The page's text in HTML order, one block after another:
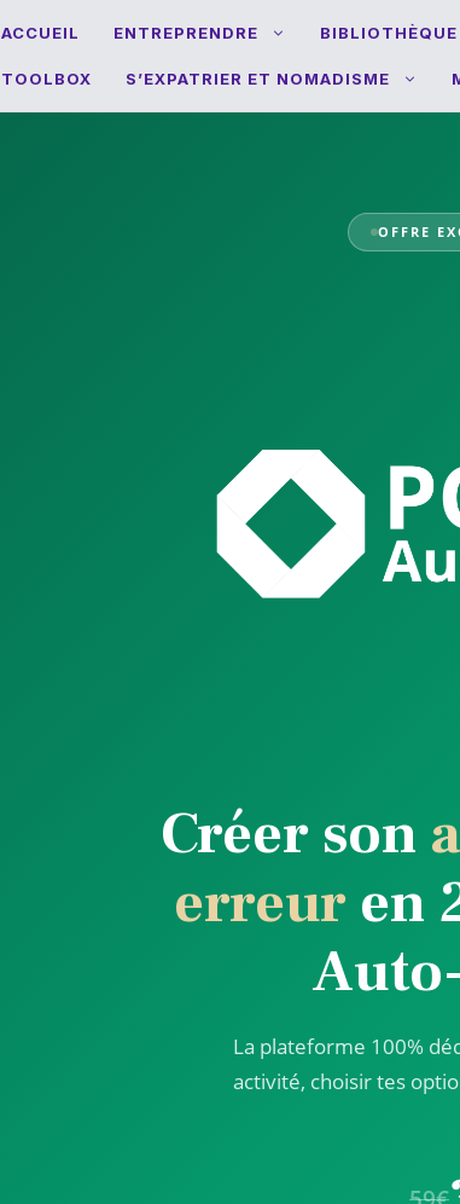
ACCUEIL ENTREPRENDRE BIBLIOTHÈQUE
TOOLBOX S’EXPATRIER ET NOMADISME
OFFRE
Créer son
erreur en
La plateforme 100%
activité, choisir tes